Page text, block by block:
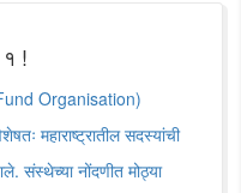
१ !
Organisation)
महाराष्ट्रातील सदस्यांची
संस्थेच्या नोंदणीत मोठ्या